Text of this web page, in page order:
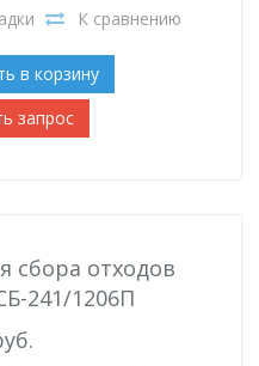
К сравнению
в корзину
запрос
сбора отходов
241/1206П